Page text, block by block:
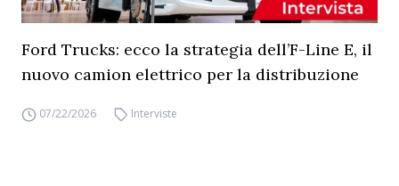
Ford Trucks: ecco la strategia dell’F-Line E, il
nuovo camion elettrico per la distribuzione
07/22/2026 Interviste